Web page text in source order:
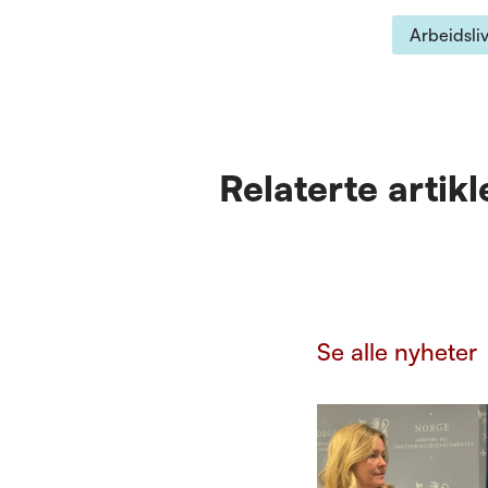
Relaterte
Se alle nyheter